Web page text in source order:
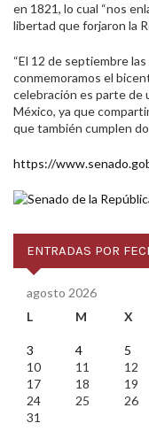
en 1821, lo cual “nos
libertad que forjaron la
“El 12 de septiembre
conmemoramos el
celebración es parte de
México, ya que
que también cumplen
https://
ENTRADAS POR
agosto 2026
L
M X
3
4 5
10
11 12
17
18 19
24
25 26
31